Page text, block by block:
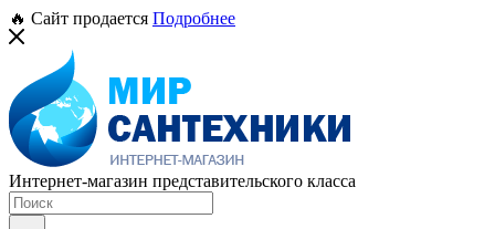
🔥 Сайт продается Подробнее
Интернет-магазин представительского класса